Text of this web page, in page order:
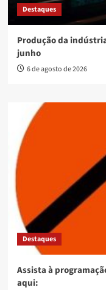
Destaques
Produção da
junho
6 de agosto de 2026
Destaques
Assista à
aqui: